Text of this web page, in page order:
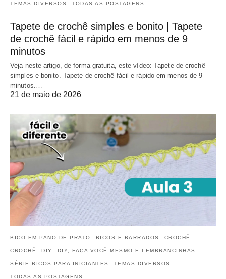
TEMAS DIVERSOS TODAS AS POSTAGENS
Tapete de crochê simples e bonito | Tapete
de crochê fácil e rápido em menos de 9
minutos
Veja neste artigo, de forma gratuita, este vídeo: Tapete de crochê
simples e bonito. Tapete de crochê fácil e rápido em menos de 9
minutos.…
21 de maio de 2026
BICO EM PANO DE PRATO BICOS E BARRADOS CROCHÊ
CROCHÊ DIY DIY, FAÇA VOCÊ MESMO E LEMBRANCINHAS
SÉRIE BICOS PARA INICIANTES TEMAS DIVERSOS
TODAS AS POSTAGENS